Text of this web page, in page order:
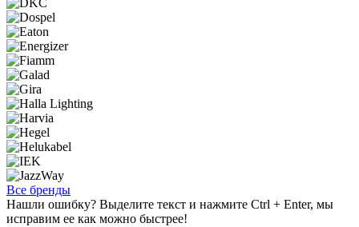
Все бренды
Нашли ошибку? Выделите текст и нажмите Ctrl + Enter, мы
исправим ее как можно быстрее!